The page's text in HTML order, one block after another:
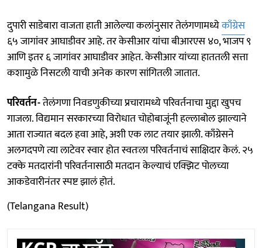
दुपारी साडेबारा वाजता हाती आलेल्या कलांनुसार तेलंगणामध्येकाँग्रेस
६५ जागांवर आघाडीवर आहे. तर केसीआर यांचा बीआरएस ४०, भाजप ९
आणि इतर ६ जागांवर आघाडीवर आहेत. केसीआर यांच्या हाततली सत्ता
कशामुळे निसटली याची अनेक कारण सांगितली जातात.
परिवर्तन-तेलंगणा निवडणुकीच्या प्रचारामध्ये परिवर्तनाचा मुद्दा खुपच
गाजला. विद्यमान सरकारच्या विरोधात चोहोबाजूंनी हल्लाबोल झाल्याने
आता राज्यात बदल हवा आहे, अशी एक लाट तयार झाली. काँग्रेसने
अलगदपणे त्या लाटेवर स्वार होत स्वतःला परिवर्तनाचं साक्षिदार केलं. २५
टक्के मतदारांनी परिवर्तनासाठी मतदान केल्याचं एक्झिट पोलच्या
आकडेवारीनंतर स्पष्ट झालं होतं.
(Telangana Result)